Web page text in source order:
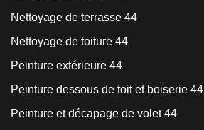
Nettoyage de terrasse 44
Nettoyage de toiture 44
Peinture extérieure 44
Peinture dessous de toit et boiserie 44
Peinture et décapage de volet 44